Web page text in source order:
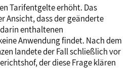
Tarifentgelte erhöht. Das
Ansicht, dass der geänderte
enthaltenen
Anwendung findet. Nach dem
landete der Fall schließlich vor
der diese Frage klären